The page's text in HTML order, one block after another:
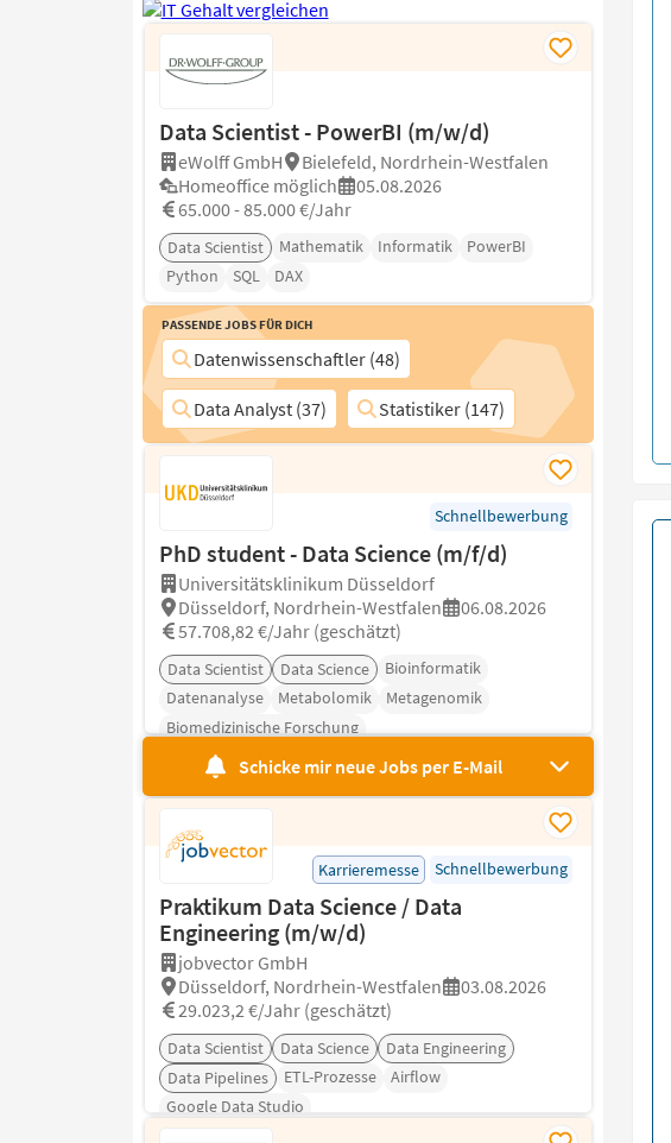
Data Scientist - PowerBI (m/w/d)
eWolff GmbH
Bielefeld, Nordrhein-Westfalen
Homeoffice möglich
05.08.2026
65.000 - 85.000 €/Jahr
Data Scientist Mathematik Informatik
PowerBI
Python
SQL DAX
Passende Jobs für Dich
Datenwissenschaftler (48)
Data Analyst (37) Statistiker (147)
Schnellbewerbung
PhD student - Data Science (m/f/d)
Universitätsklinikum Düsseldorf
Düsseldorf, Nordrhein-Westfalen
06.08.2026
57.708,82 €/Jahr (geschätzt)
Data Scientist Data Science
Bioinformatik
Datenanalyse
Metabolomik
Metagenomik
Biomedizinische Forschung
Schicke mir neue Jobs per E-Mail
Karrieremesse Schnellbewerbung
Praktikum Data Science / Data
Engineering (m/w/d)
jobvector GmbH
Düsseldorf, Nordrhein-Westfalen
03.08.2026
29.023,2 €/Jahr (geschätzt)
Data Scientist Data Science
Data Engineering
Data Pipelines
ETL-Prozesse
Airflow
Google Data Studio